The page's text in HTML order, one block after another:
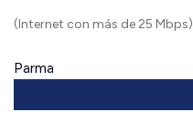
(Internet con más de 25 Mbps)
Parma